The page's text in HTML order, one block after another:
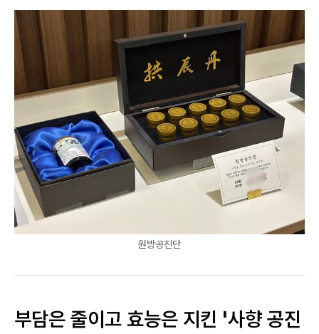
원방공진단
부담은 줄이고 효능은 지킨 '사향 공진